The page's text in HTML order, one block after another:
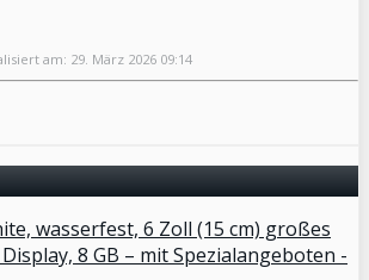
am: 29. März 2026 09:14